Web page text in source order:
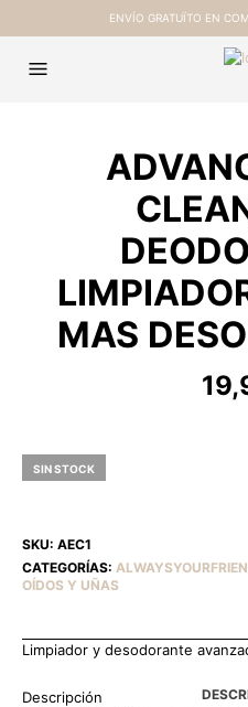
ENVÍO GRATUÏTO EN
MAS
SIN STOCK
SKU: AEC1
CATEGORÍAS:
OÍDOS Y UÑAS
Limpiador y desodorante
Descripción